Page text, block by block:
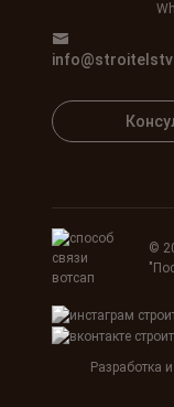
©
Разработка